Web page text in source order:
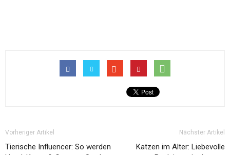
Vorheriger Artikel
Tierische Influencer: So werden
Nächster Artikel
Katzen im Alter: Liebevolle